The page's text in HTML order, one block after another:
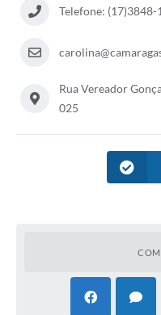
Telefone: (17)3848-
Rua Vereador
025